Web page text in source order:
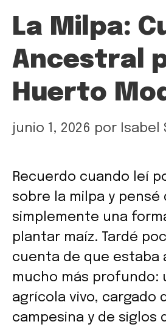
La Milpa:
Ancestral
Huerto
junio 1, 2026 por Isabel
Recuerdo cuando leí
sobre la milpa y pensé
simplemente una
plantar maíz. Tardé
cuenta de que estaba
mucho más profundo:
agrícola vivo, cargado
campesina y de siglos